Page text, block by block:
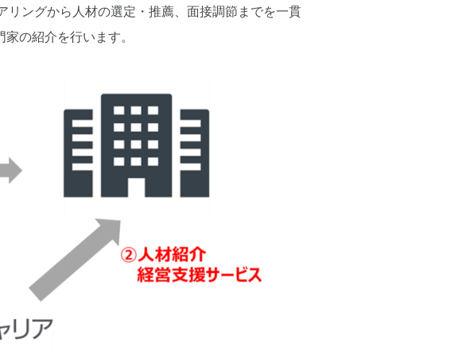
ングから人材の選定・推薦、面接調節までを一貫
の紹介を行います。